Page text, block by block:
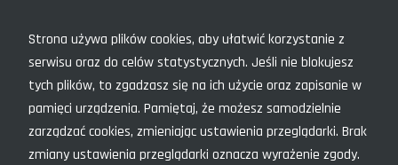
Strona używa plików cookies, aby ułatwić korzystanie z
serwisu oraz do celów statystycznych. Jeśli nie blokujesz
tych plików, to zgadzasz się na ich użycie oraz zapisanie w
pamięci urządzenia. Pamiętaj, że możesz samodzielnie
zarządzać cookies, zmieniając ustawienia przeglądarki. Brak
zmiany ustawienia przeglądarki oznacza wyrażenie zgody.